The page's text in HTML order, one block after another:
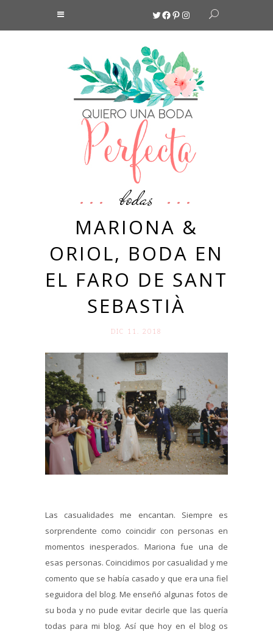
Twitter
Facebook
Pinterest
Instagram
bodas
MARIONA &
ORIOL, BODA EN
EL FARO DE SANT
SEBASTIÀ
DIC 11. 2018
Las casualidades me encantan. Siempre es
sorprendente como coincidir con personas en
momentos inesperados. Mariona fue una de
esas personas. Coincidimos por casualidad y me
comento que se había casado y que era una fiel
seguidora del blog. Me enseñó algunas fotos de
su boda y no pude evitar decirle que las quería
todas para mi blog. Así que hoy en el blog os